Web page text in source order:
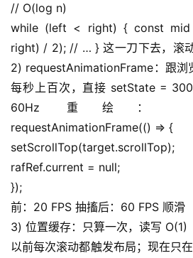
程
软
件
应
用
服
务
项
目
A
I
注册
// O(log n)
while (left < right) { const
right) / 2); // … } 这一刀下去，滚动
2) requestAnimationFrame：跟浏
每秒上百次，直接 setState =
60Hz 重绘：
requestAnimationFrame(() => {
setScrollTop(target.scrollTop);
rafRef.current = null;
});
前：20 FPS 抽搐后：60 FPS 顺滑
3) 位置缓存：只算一次，读写 O(1)
以前每次滚动都触发布局；现在只